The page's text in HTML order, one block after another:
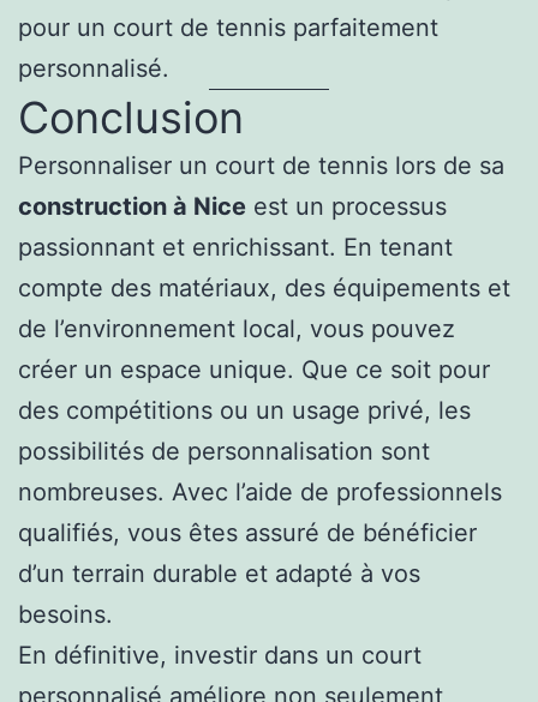
pour un court de tennis parfaitement
personnalisé.
Conclusion
Personnaliser un court de tennis lors de sa
construction à Nice est un processus
passionnant et enrichissant. En tenant
compte des matériaux, des équipements et
de l’environnement local, vous pouvez
créer un espace unique. Que ce soit pour
des compétitions ou un usage privé, les
possibilités de personnalisation sont
nombreuses. Avec l’aide de professionnels
qualifiés, vous êtes assuré de bénéficier
d’un terrain durable et adapté à vos
besoins.
En définitive, investir dans un court
personnalisé améliore non seulement